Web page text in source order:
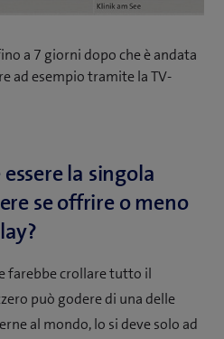
a 7 giorni dopo che è andata
ad esempio tramite la TV-
la singola
se offrire o meno
farebbe crollare tutto il
può godere di una delle
al mondo, lo si deve solo ad